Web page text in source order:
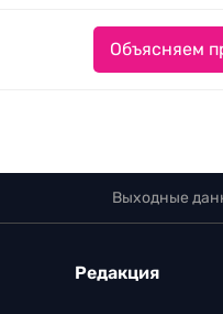
Объясняем
Выходные
Редакция